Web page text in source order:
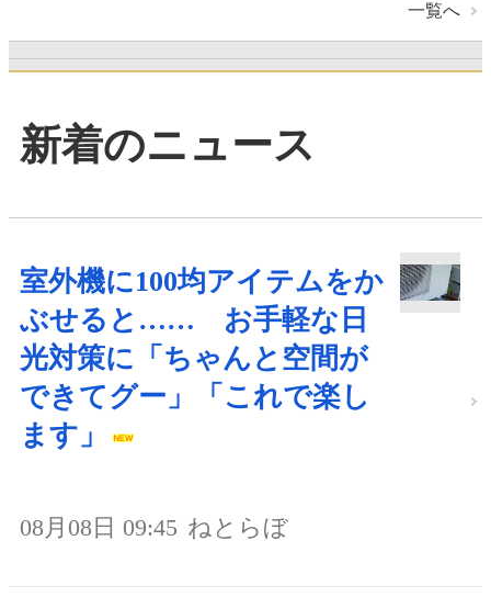
一覧へ
新着のニュース
室外機に100均アイテムをか
ぶせると…… お手軽な日
光対策に「ちゃんと空間が
できてグー」「これで楽し
ます」
08月08日 09:45 ねとらぼ